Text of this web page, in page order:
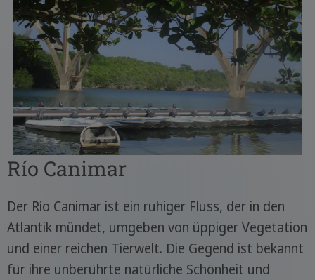
Río Canimar
Der Río Canimar ist ein ruhiger Fluss, der in den
Atlantik mündet, umgeben von üppiger Vegetation
und einer reichen Tierwelt. Die Gegend ist bekannt
für ihre unberührte natürliche Schönheit und